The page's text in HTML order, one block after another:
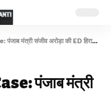
अरोड़ा की ED हिरासत बढ़ी, गुरुग्राम कोर्ट का फैसला
पंजाब मंत्री